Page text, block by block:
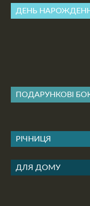
ДЕНЬ
ПОДАРУНКОВІ
РІЧНИЦЯ
ДЛЯ ДОМУ